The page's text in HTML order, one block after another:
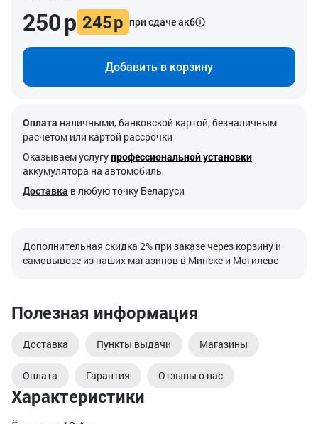
Характеристики
250р 245р при сдаче акб
Добавить в корзину
Оплата наличными, банковской картой, безналичным
расчетом или картой рассрочки
Оказываем услугупрофессиональной установки
аккумулятора на автомобиль
Доставка в любую точку Беларуси
Дополнительная скидка 2% при заказе через корзину и
самовывозе из наших магазинов в Минске и Могилеве
Полезная информация
Доставка Пункты выдачи Магазины
Оплата Гарантия Отзывы о нас